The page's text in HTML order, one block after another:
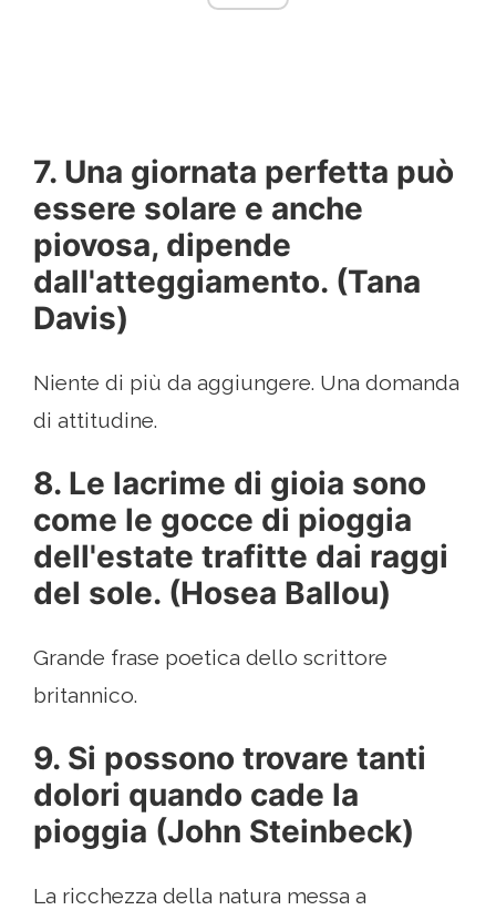
7. Una giornata perfetta può
essere solare e anche
piovosa, dipende
dall'atteggiamento. (Tana
Davis)
Niente di più da aggiungere. Una domanda
di attitudine.
8. Le lacrime di gioia sono
come le gocce di pioggia
dell'estate trafitte dai raggi
del sole. (Hosea Ballou)
Grande frase poetica dello scrittore
britannico.
9. Si possono trovare tanti
dolori quando cade la
pioggia (John Steinbeck)
La ricchezza della natura messa a